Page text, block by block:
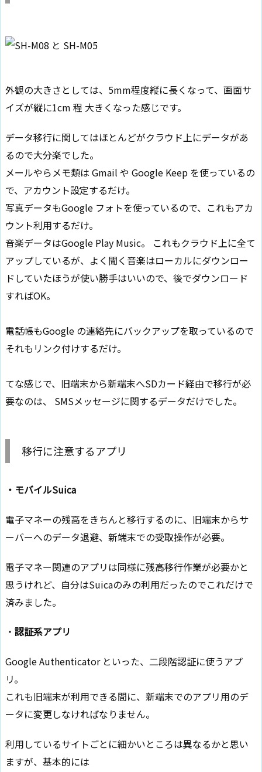
外観の大きさとしては、5mm程度縦に長くなって、画面サ
イズが縦に1cm 程 大きくなった感じです。
データ移行に関してはほとんどがクラウド上にデータがあ
るので大分楽でした。
メールやらメモ類は Gmail や Google Keep を使っているの
で、アカウント設定するだけ。
写真データもGoogle フォトを使っているので、これもアカ
ウント利用するだけ。
音楽データはGoogle Play Music。 これもクラウド上に全て
アップしているが、よく聞く音楽はローカルにダウンロー
ドしていたほうが使い勝手はいいので、後でダウンロード
すればOK。
電話帳もGoogle の連絡先にバックアップを取っているので
それもリンク付けするだけ。
てな感じで、旧端末から新端末へSDカード経由で移行が必
要なのは、 SMSメッセージに関するデータだけでした。
移行に注意するアプリ
・ モバイルSuica
電子マネーの残高をきちんと移行するのに、旧端末からサ
ーバーへのデータ退避、新端末での受取操作が必要。
電子マネー関連のアプリは同様に残高移行作業が必要かと
思うけれど、自分はSuicaのみの利用だったのでこれだけで
済みました。
・ 認証系アプリ
Google Authenticator といった、二段階認証に使うアプ
リ。
これも旧端末が利用できる間に、新端末でのアプリ用のデ
ータに変更しなければなりません。
利用しているサイトごとに細かいところは異なるかと思い
ますが、基本的には